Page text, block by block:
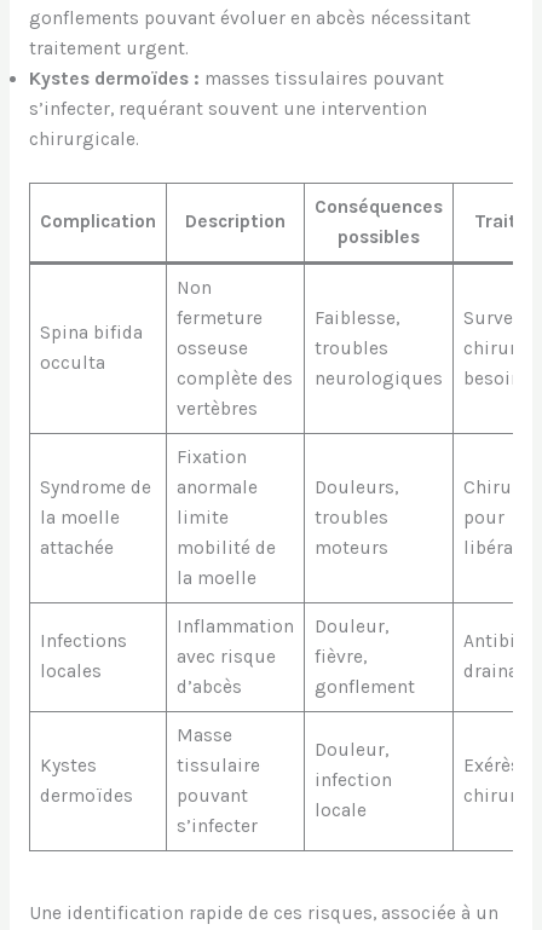
gonflements pouvant évoluer en abcès nécessitant
traitement urgent.
Kystes dermoïdes : masses tissulaires pouvant
s’infecter, requérant souvent une intervention
chirurgicale.
Complication Description
Conséquences
possibles
Spina bifida
occulta
Non
fermeture
osseuse
complète des
vertèbres
Faiblesse,
troubles
neurologiques
besoin
Syndrome de
la moelle
attachée
Fixation
anormale
limite
mobilité de
la moelle
Douleurs,
troubles
moteurs
pour
Infections
locales
Inflammation
avec risque
d’abcès
Douleur,
fièvre,
gonflement
drainage
Kystes
dermoïdes
Masse
tissulaire
pouvant
s’infecter
Douleur,
infection
locale
Exérèse
Une identification rapide de ces risques, associée à un